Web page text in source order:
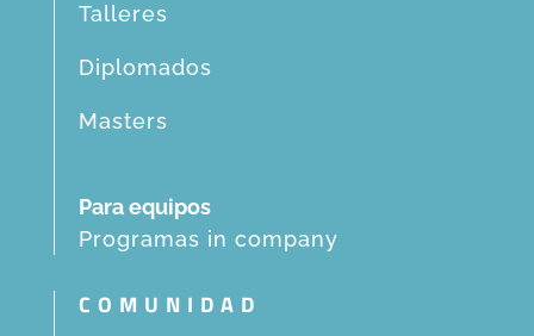
Talleres
Diplomados
Masters
Para equipos
Programas in company
COMUNIDAD